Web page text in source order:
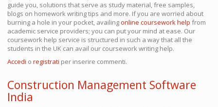
guide you, solutions that serve as study material, free samples,
blogs on homework writing tips and more. If you are worried about
burning a hole in your pocket, availingonline coursework help from
academic service providers; you can put your mind at ease. Our
coursework help service is structured in such a way that all the
students in the UK can avail our coursework writing help.
Accedi o registrati per inserire commenti.
Construction Management Software
India